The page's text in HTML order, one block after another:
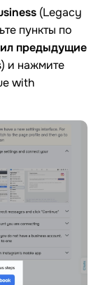
(Legacy
пункты по
предыдущие
и нажмите
with